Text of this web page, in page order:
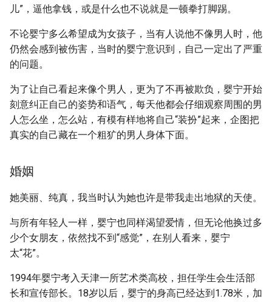
儿”，逼他拿钱，或是什么也不说就是一顿拳打脚踢。
不论婴宁多么希望成为女孩子，当有人说他不像男人时，他
仍然会感到被伤害，当时的婴宁意识到，自己一定出了严重
的问题。
为了让自己看起来像个男人，更为了不再被欺负，婴宁开始
刻意纠正自己的姿势和语气，每天他都会仔细观察周围的男
人怎么坐，怎么站，有模有样地将自己“装扮”起来，企图把
真实的自己藏在一个粗犷的男人身体下面。
婚姻
她美丽、纯真，我当时认为她也许是带我走出地狱的天使。
与所有年轻人一样，婴宁也同样渴望爱情，但无论他换过多
少个女朋友，依然找不到“感觉”，在别人看来，婴宁
太“花”。
1994年婴宁考入天津一所艺术类高校，担任学生会生活部
长和宣传部长。18岁以后，婴宁的身高已经达到1.78米，加